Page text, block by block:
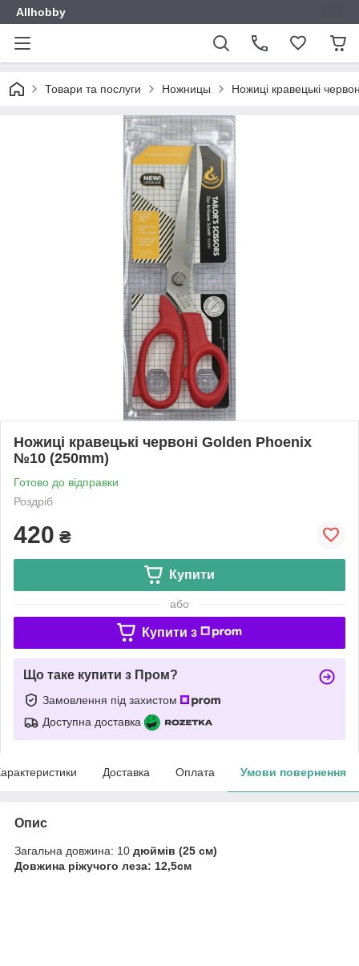
Allhobby
Товари та послуги Ножницы Ножиці кравецькі
Ножиці кравецькі червоні Golden Phoenix
№10 (250mm)
Готово до відправки
Роздріб
420 ₴
Купити
або
Купити з
Що таке купити з Пром?
Замовлення під захистом
Доступна доставка
Доставка Оплата Умови повернення
Опис
Загальна довжина: 10 дюймів (25 см)
Довжина ріжучого леза: 12,5см